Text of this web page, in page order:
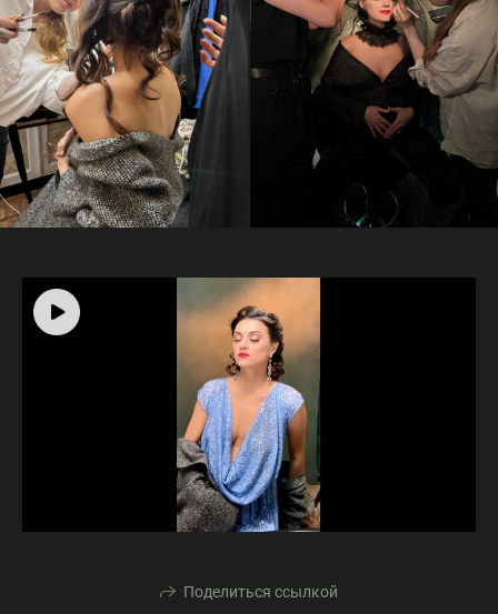
Поделиться ссылкой